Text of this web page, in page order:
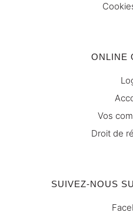
ONLINE
Vos
Droit de
SUIVEZ-NOUS